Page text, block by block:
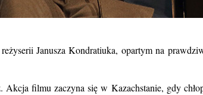
Janusza Kondratiuka, opartym na
filmu zaczyna się w Kazachstanie, gdy